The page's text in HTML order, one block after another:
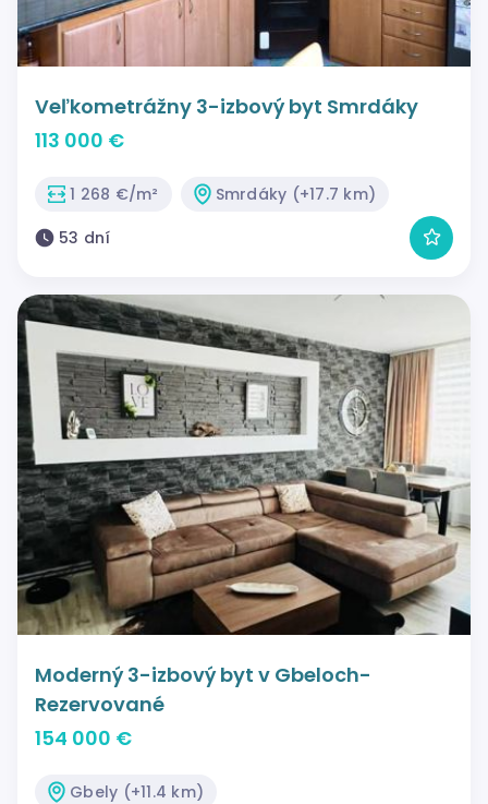
Veľkometrážny 3-izbový byt Smrdáky
113 000 €
1 268 €/m²
Smrdáky (+17.7 km)
53 dní
Moderný 3-izbový byt v Gbeloch-
Rezervované
154 000 €
Gbely (+11.4 km)